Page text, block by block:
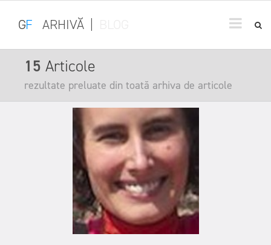
GF ARHIVĂ
15 Articole
rezultate preluate din toată arhiva de articole